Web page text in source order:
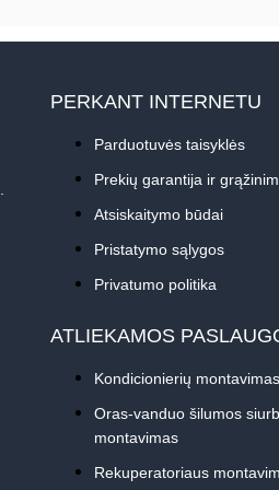
PERKANT INTERNETU
Parduotuvės taisyklės
Prekių garantija ir
Atsiskaitymo būdai
Pristatymo sąlygos
Privatumo politika
ATLIEKAMOS
Kondicionierių montavimas
Oras-vanduo šilumos
montavimas
Rekuperatoriaus